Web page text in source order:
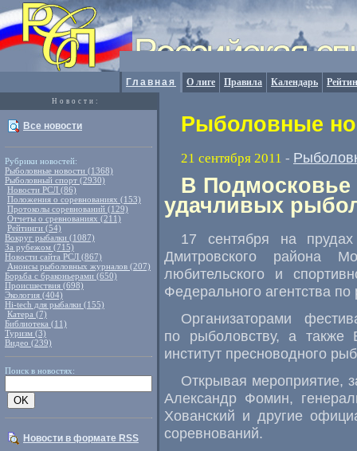
Главная О лиге Правила Календарь
Новости:
Все новости
Рубрики новостей:
Рыболовные новости (1368)
Рыболовный спорт (2930)
Новости РСЛ (86)
Положения о соревнованиях (153)
Протоколы соревнований (129)
Отчеты о сревнованиях (211)
Рейтинги (54)
Вокруг рыбалки (1087)
За рубежом (715)
Новости сайта РСЛ (867)
Анонсы рыболовных журналов (207)
Борьба с браконьерами (650)
Происшествия (698)
Экология (404)
Hi-tech для рыбалки (155)
Катера (7)
Библиотека (11)
Туризм (3)
Видео (239)
Поиск в новостях:
Новости в формате RSS
Рыболовные
21 сентября 2011 -
В
удачливых
17 сентября на
Дмитровского района
любительского и
Федерального агентства
Организаторами
по рыболовству, а также
институт пресноводного
Открывая мероприятие,
Александр Фомин,
Хованский и другие
соревнований.